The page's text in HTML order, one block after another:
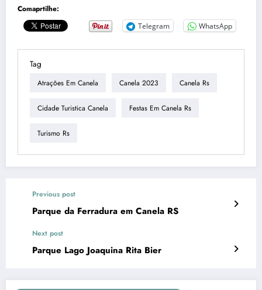
Comaprtilhe:
Telegram WhatsApp
Tag
Atrações Em Canela Canela 2023 Canela Rs
Cidade Turistica Canela Festas Em Canela Rs
Turismo Rs
Previous post
Parque da Ferradura em Canela RS
Next post
Parque Lago Joaquina Rita Bier